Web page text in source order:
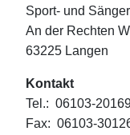
Sport- und
An der Rechten
63225 Langen
Kontakt
Tel.: 06103-
Fax: 06103-